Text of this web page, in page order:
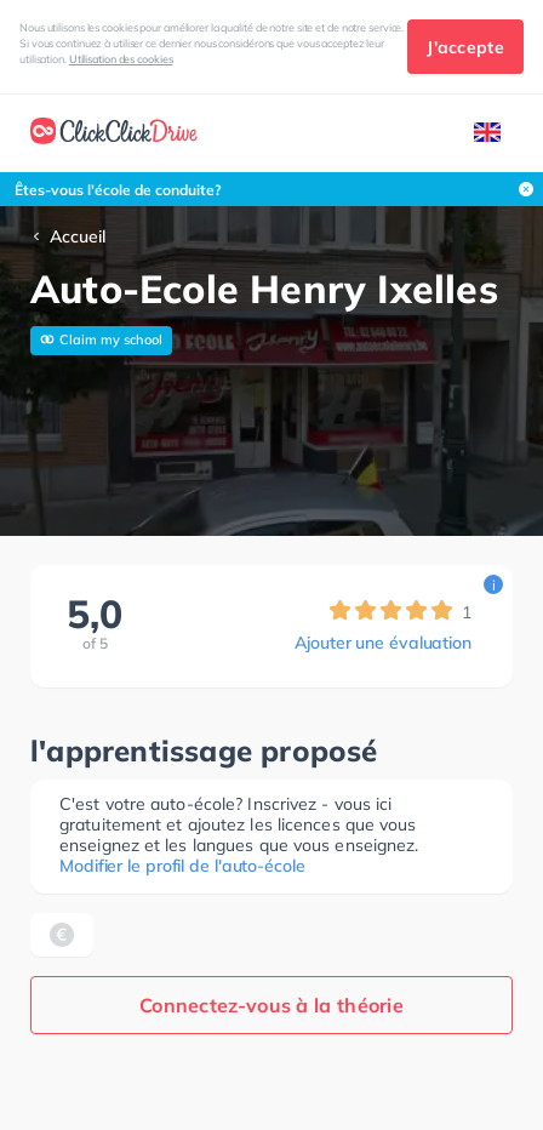
Nous utilisons les cookies pour améliorer la qualité de notre site et de notre service.
Si vous continuez à utiliser ce dernier nous considérons que vous acceptez leur
utilisation. Utilisation des cookies
J'accepte
Êtes-vous l'école de conduite?
Accueil
Auto-Ecole Henry Ixelles
Claim my school
5,0
of 5
1
Ajouter une évaluation
i
l'apprentissage proposé
C'est votre auto-école? Inscrivez - vous ici
gratuitement et ajoutez les licences que vous
enseignez et les langues que vous enseignez.
Modifier le profil de l'auto-école
Connectez-vous à la théorie